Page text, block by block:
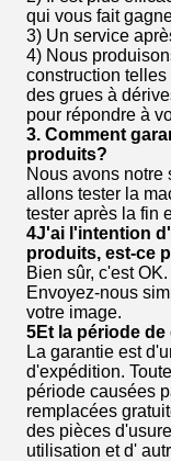
qui vous fait
3) Un service
4) Nous
construction
des grues à
pour répondre à
3. Comment
produits?
Nous avons notre
allons tester la
tester après la fin
4J'ai l'intention
produits, est-ce
Bien sûr, c'est
Envoyez-nous
votre image.
5Et la période de
La garantie est
d'expédition.
période causées
remplacées
des pièces
utilisation et d'